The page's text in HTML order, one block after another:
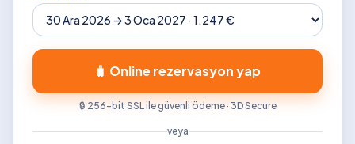
🧳 Online rezervasyon yap
🔒 256-bit SSL ile güvenli ödeme · 3D Secure
veya